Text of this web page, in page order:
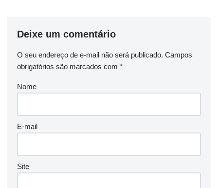
Deixe um comentário
O seu endereço de e-mail não será publicado. Campos
obrigatórios são marcados com *
Nome
E-mail
Site